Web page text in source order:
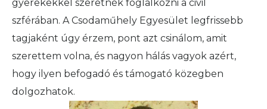
gyerekekkel szeretnék foglalkozni a civil
szférában. A Csodaműhely Egyesület legfrissebb
tagjaként úgy érzem, pont azt csinálom, amit
szerettem volna, és nagyon hálás vagyok azért,
hogy ilyen befogadó és támogató közegben
dolgozhatok.